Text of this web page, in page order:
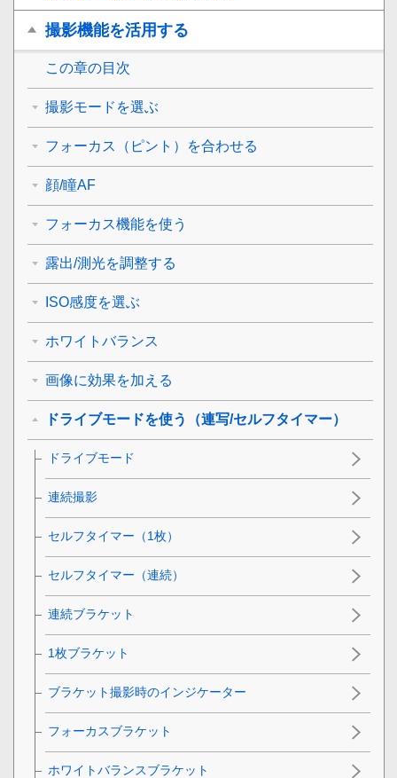
撮影機能を活用する
この章の目次
撮影モードを選ぶ
フォーカス（ピント）を合わせる
顔/瞳AF
フォーカス機能を使う
露出/測光を調整する
ISO感度を選ぶ
ホワイトバランス
画像に効果を加える
ドライブモードを使う（連写/セルフタイマー）
ドライブモード
連続撮影
セルフタイマー（1枚）
セルフタイマー（連続）
連続ブラケット
1枚ブラケット
ブラケット撮影時のインジケーター
フォーカスブラケット
ホワイトバランスブラケット